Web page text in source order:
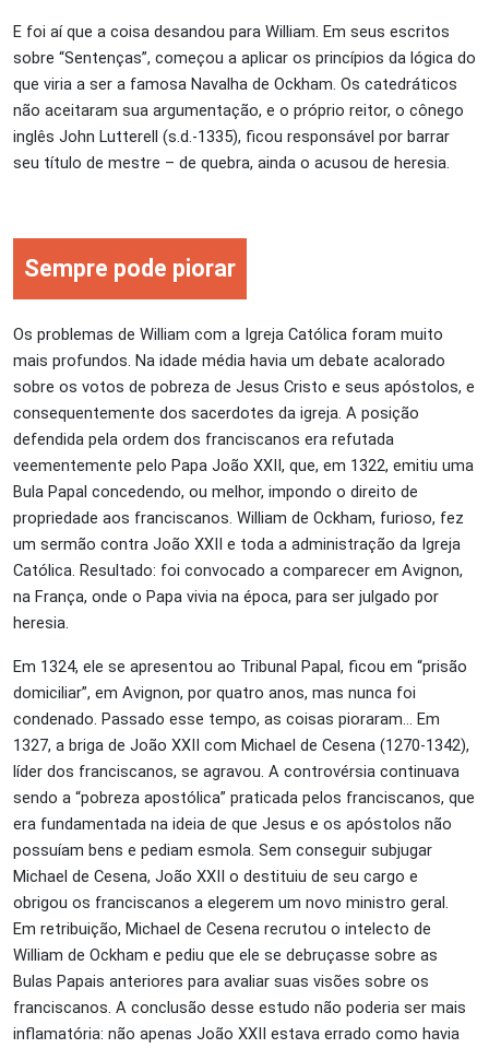
E foi aí que a coisa desandou para William. Em seus escritos
sobre “Sentenças”, começou a aplicar os princípios da lógica do
que viria a ser a famosa Navalha de Ockham. Os catedráticos
não aceitaram sua argumentação, e o próprio reitor, o cônego
inglês John Lutterell (s.d.-1335), ficou responsável por barrar
seu título de mestre – de quebra, ainda o acusou de heresia.
Sempre pode piorar
Os problemas de William com a Igreja Católica foram muito
mais profundos. Na idade média havia um debate acalorado
sobre os votos de pobreza de Jesus Cristo e seus apóstolos, e
consequentemente dos sacerdotes da igreja. A posição
defendida pela ordem dos franciscanos era refutada
veementemente pelo Papa João XXII, que, em 1322, emitiu uma
Bula Papal concedendo, ou melhor, impondo o direito de
propriedade aos franciscanos. William de Ockham, furioso, fez
um sermão contra João XXII e toda a administração da Igreja
Católica. Resultado: foi convocado a comparecer em Avignon,
na França, onde o Papa vivia na época, para ser julgado por
heresia.
Em 1324, ele se apresentou ao Tribunal Papal, ficou em “prisão
domiciliar”, em Avignon, por quatro anos, mas nunca foi
condenado. Passado esse tempo, as coisas pioraram… Em
1327, a briga de João XXII com Michael de Cesena (1270-1342),
líder dos franciscanos, se agravou. A controvérsia continuava
sendo a “pobreza apostólica” praticada pelos franciscanos, que
era fundamentada na ideia de que Jesus e os apóstolos não
possuíam bens e pediam esmola. Sem conseguir subjugar
Michael de Cesena, João XXII o destituiu de seu cargo e
obrigou os franciscanos a elegerem um novo ministro geral.
Em retribuição, Michael de Cesena recrutou o intelecto de
William de Ockham e pediu que ele se debruçasse sobre as
Bulas Papais anteriores para avaliar suas visões sobre os
franciscanos. A conclusão desse estudo não poderia ser mais
inflamatória: não apenas João XXII estava errado como havia